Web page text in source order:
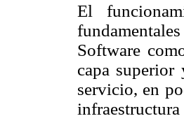
El
Software
capa superior
servicio, en